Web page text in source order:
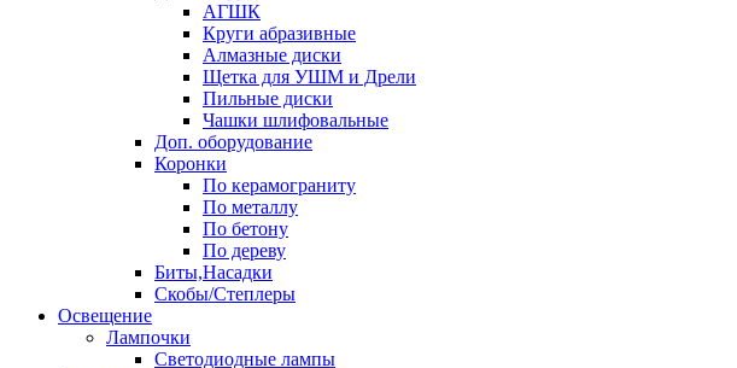
АГШК
Круги абразивные
Алмазные диски
Щетка для УШМ и Дрели
Пильные диски
Чашки шлифовальные
Доп. оборудование
Коронки
По керамограниту
По металлу
По бетону
По дереву
Биты,Насадки
Скобы/Степлеры
Освещение
Лампочки
Светодиодные лампы